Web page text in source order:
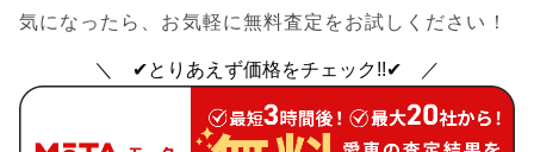
気になったら、お気軽に無料査定をお試しください！
＼ ✔とりあえず価格をチェック!!✔ ／